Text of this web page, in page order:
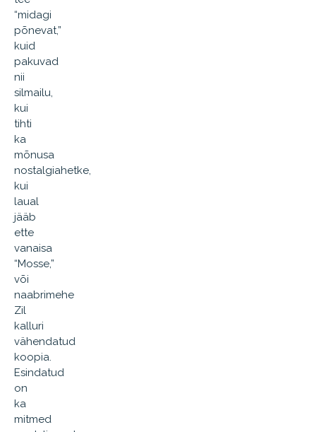
“midagi
põnevat,”
kuid
pakuvad
nii
silmailu,
kui
tihti
ka
mõnusa
nostalgiahetke,
kui
laual
jääb
ette
vanaisa
“Mosse,”
või
naabrimehe
Zil
kalluri
vähendatud
koopia.
Esindatud
on
ka
mitmed